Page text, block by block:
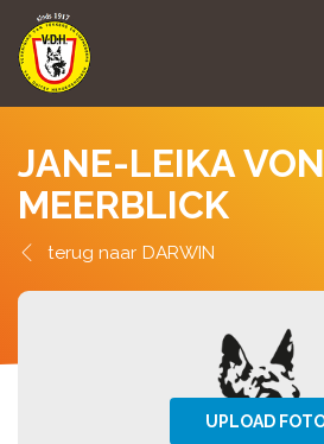
JANE-LEIKA VON
MEERBLICK
DARWIN